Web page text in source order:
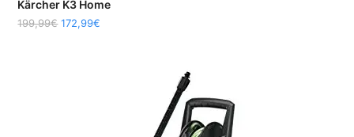
Kärcher K3 Home
199,99€ 172,99€